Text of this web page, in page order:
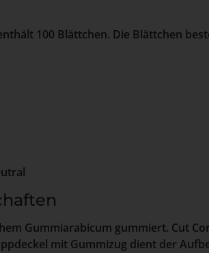
100 Blättchen. Die Blättchen
Gummiarabicum gummiert. Cut
mit Gummizug dient der